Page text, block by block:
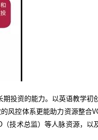
投资的能力。以英语教学初
风控体系更能助力资源整合
技术总监）等人脉资源，以